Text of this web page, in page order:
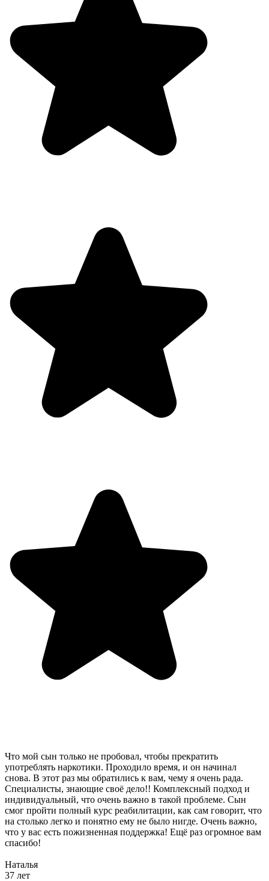
Что мой сын только не пробовал, чтобы прекратить
употреблять наркотики. Проходило время, и он начинал
снова. В этот раз мы обратились к вам, чему я очень рада.
Специалисты, знающие своё дело!! Комплексный подход и
индивидуальный, что очень важно в такой проблеме. Сын
смог пройти полный курс реабилитации, как сам говорит, что
на столько легко и понятно ему не было нигде. Очень важно,
что у вас есть пожизненная поддержка! Ещё раз огромное вам
спасибо!
Наталья
37 лет